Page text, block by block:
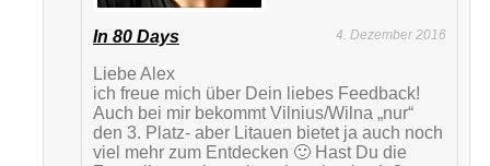
In 80 Days 4. Dezember 2016
Liebe Alex
ich freue mich über Dein liebes Feedback!
Auch bei mir bekommt Vilnius/Wilna „nur“
den 3. Platz- aber Litauen bietet ja auch noch
viel mehr zum Entdecken 🙂 Hast Du die